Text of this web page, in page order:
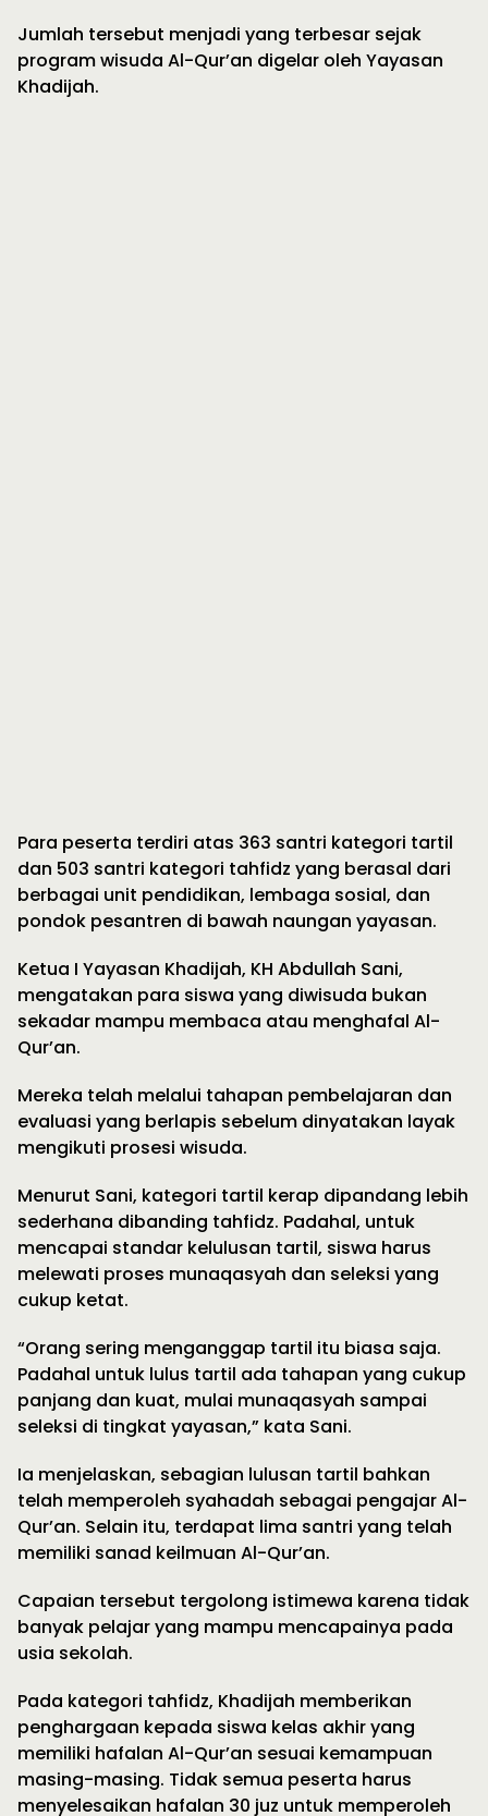
Jumlah tersebut menjadi yang terbesar sejak
program wisuda Al-Qur’an digelar oleh Yayasan
Khadijah.
Para peserta terdiri atas 363 santri kategori tartil
dan 503 santri kategori tahfidz yang berasal dari
berbagai unit pendidikan, lembaga sosial, dan
pondok pesantren di bawah naungan yayasan.
Ketua I Yayasan Khadijah, KH Abdullah Sani,
mengatakan para siswa yang diwisuda bukan
sekadar mampu membaca atau menghafal Al-
Qur’an.
Mereka telah melalui tahapan pembelajaran dan
evaluasi yang berlapis sebelum dinyatakan layak
mengikuti prosesi wisuda.
Menurut Sani, kategori tartil kerap dipandang lebih
sederhana dibanding tahfidz. Padahal, untuk
mencapai standar kelulusan tartil, siswa harus
melewati proses munaqasyah dan seleksi yang
cukup ketat.
“Orang sering menganggap tartil itu biasa saja.
Padahal untuk lulus tartil ada tahapan yang cukup
panjang dan kuat, mulai munaqasyah sampai
seleksi di tingkat yayasan,” kata Sani.
Ia menjelaskan, sebagian lulusan tartil bahkan
telah memperoleh syahadah sebagai pengajar Al-
Qur’an. Selain itu, terdapat lima santri yang telah
memiliki sanad keilmuan Al-Qur’an.
Capaian tersebut tergolong istimewa karena tidak
banyak pelajar yang mampu mencapainya pada
usia sekolah.
Pada kategori tahfidz, Khadijah memberikan
penghargaan kepada siswa kelas akhir yang
memiliki hafalan Al-Qur’an sesuai kemampuan
masing-masing. Tidak semua peserta harus
menyelesaikan hafalan 30 juz untuk memperoleh